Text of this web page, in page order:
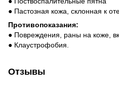
● Пастозная кожа, склонная к
Противопоказания:
● Повреждения, раны на коже,
● Клаустрофобия.
Отзывы